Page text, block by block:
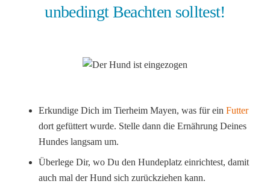
unbedingt Beachten solltest!
Erkundige Dich im Tierheim Mayen, was für ein Futter
dort gefüttert wurde. Stelle dann die Ernährung Deines
Hundes langsam um.
Überlege Dir, wo Du den Hundeplatz einrichtest, damit
auch mal der Hund sich zurückziehen kann.